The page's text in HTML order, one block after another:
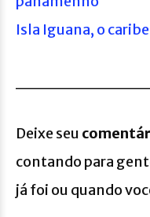
Isla Iguana, o
Deixe seu
contando para
já foi ou quando